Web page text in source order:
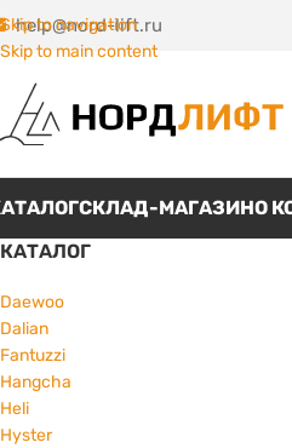
Skip to navigation
Skip to main content
help@nord-lift.ru
СКЛАД-МАГАЗИНО
КАТАЛОГ
Daewoo
Dalian
Fantuzzi
Hangcha
Heli
Hyster